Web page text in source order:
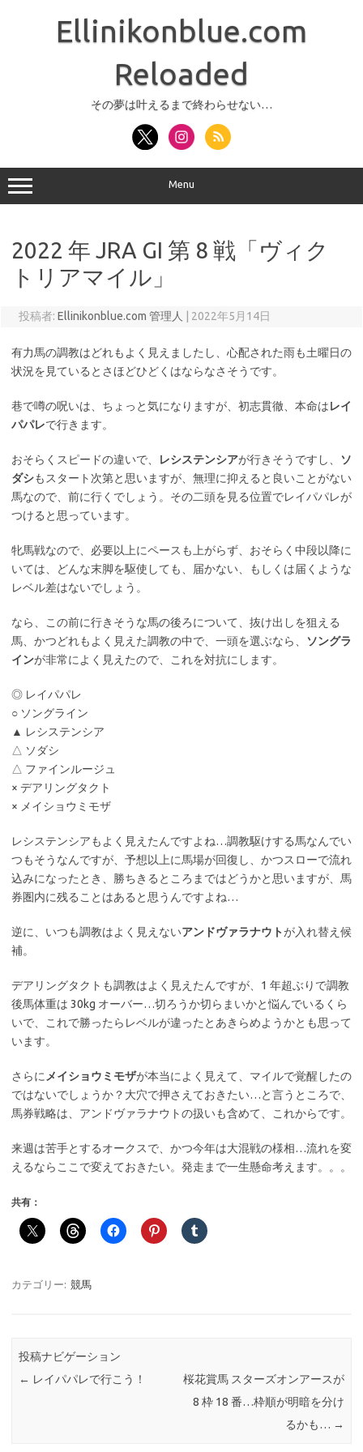
Ellinikonblue.com
Reloaded
その夢は叶えるまで終わらせない…
Menu
2022 年 JRA GI 第 8 戦「ヴィク
トリアマイル」
投稿者: Ellinikonblue.com 管理人 2022年5月14日
有力馬の調教はどれもよく見えましたし、心配された雨も土曜日の
状況を見ているとさほどひどくはならなさそうです。
巷で噂の呪いは、ちょっと気になりますが、初志貫徹、本命はレイ
パパレで行きます。
おそらくスピードの違いで、 レシステンシアが行きそうですし、
ソ
ダシもスタート次第と思いますが、無理に抑えると良いことがない
馬なので、前に行くでしょう。その二頭を見る位置でレイパパレが
つけると思っています。
牝馬戦なので、必要以上にペースも上がらず、おそらく中段以降に
いては、どんな末脚を駆使しても、届かない、もしくは届くような
レベル差はないでしょう。
なら、この前に行きそうな馬の後ろについて、抜け出しを狙える
馬、かつどれもよく見えた調教の中で、一頭を選ぶなら、
ソングラ
インが非常によく見えたので、これを対抗にします。
◎ レイパパレ
○ ソングライン
▲ レシステンシア
△ ソダシ
△ ファインルージュ
× デアリングタクト
× メイショウミモザ
レシステンシアもよく見えたんですよね…調教駆けする馬なんでい
つもそうなんですが、予想以上に馬場が回復し、かつスローで流れ
込みになったとき、勝ちきるところまではどうかと思いますが、馬
券圏内に残ることはあると思うんですよね…
逆に、いつも調教はよく見えないアンドヴァラナウトが入れ替え候
補。
デアリングタクトも調教はよく見えたんですが、1 年超ぶりで調教
後馬体重は 30kg オーバー…切ろうか切らまいかと悩んでいるくら
いで、これで勝ったらレベルが違ったとあきらめようかとも思って
います。
さらに メイショウミモザが本当によく見えて、マイルで覚醒したの
ではないでしょうか？大穴で押さえておきたい…と言うところで、
馬券戦略は、アンドヴァラナウトの扱いも含めて、これからです。
来週は苦手とするオークスで、かつ今年は大混戦の様相…流れを変
えるならここで変えておきたい。発走まで一生懸命考えます。。。
共有：
カテゴリー: 競馬
投稿ナビゲーション
← レイパパレで行こう！
桜花賞馬 スターズオンアースが
8 枠 18 番…枠順が明暗を分け
るかも… →